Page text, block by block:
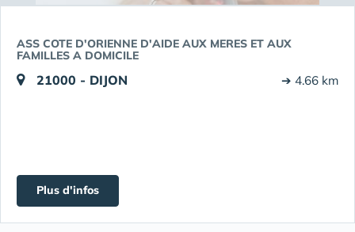
ASS COTE D'ORIENNE D'AIDE AUX MERES ET AUX
FAMILLES A DOMICILE
21000 - DIJON ➔ 4.66 km
Plus d'infos